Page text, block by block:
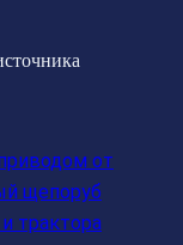
от
щепоруб
трактора